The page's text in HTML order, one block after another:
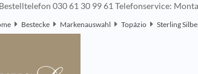
Bestelltelefon 030 61 30 99 61 Telefonservice:
Bestecke Markenauswahl Topázio Sterling